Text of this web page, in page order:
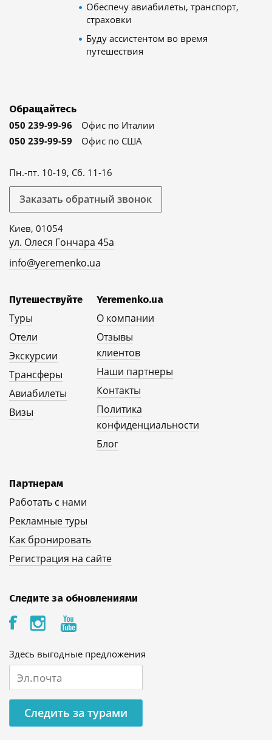
Обеспечу авиабилеты, транспорт,
страховки
Буду ассистентом во время
путешествия
Обращайтесь
050 239-99-96
Офис по Италии
050 239-99-59
Офис по США
Пн.-пт. 10-19, Сб. 11-16
Заказать обратный звонок
Киев, 01054
ул. Олеся Гончара 45а
info@yeremenko.ua
Путешествуйте
Туры
Отели
Экскурсии
Трансферы
Авиабилеты
Визы
Yeremenko.ua
О компании
Отзывы
клиентов
Наши партнеры
Контакты
Политика
конфиденциальности
Блог
Партнерам
Работать с нами
Рекламные туры
Как бронировать
Регистрация на сайте
Следите за обновлениями
Здесь выгодные предложения
Следить за турами